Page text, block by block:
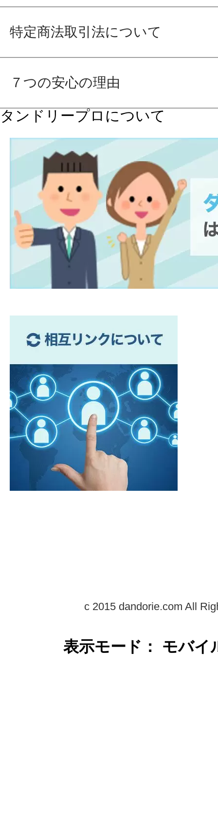
特定商法取引法について
７つの安心の理由
タンドリープロについて
c 2015 dandorie.com All
表示モード： モバ